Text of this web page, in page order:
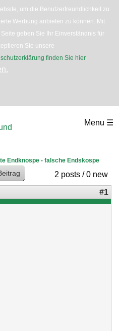
um die Benutzerfreundlichkeit zu
Werbung anbieten zu können. Mit
geben Sie Ihr Einverständnis für
Sie unsere
finden Sie hier.
Menu ☰
Endknospe - falsche Endskospe
2 posts / 0 new
#1